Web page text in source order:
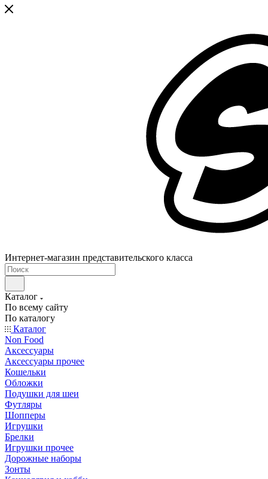
Интернет-магазин представительского класса
Каталог
По всему сайту
По каталогу
Каталог
Non Food
Аксессуары
Аксессуары прочее
Кошельки
Обложки
Подушки для шеи
Футляры
Шопперы
Игрушки
Брелки
Игрушки прочее
Дорожные наборы
Зонты